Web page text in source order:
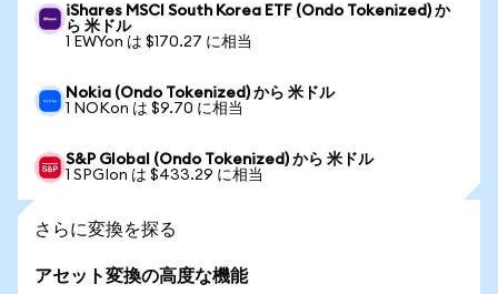
iShares MSCI South Korea ETF (Ondo Tokenized) か
ら 米ドル
1 EWYon は $170.27 に相当
Nokia (Ondo Tokenized) から 米ドル
1 NOKon は $9.70 に相当
S&P Global (Ondo Tokenized) から 米ドル
1 SPGIon は $433.29 に相当
さらに変換を探る
アセット変換の高度な機能